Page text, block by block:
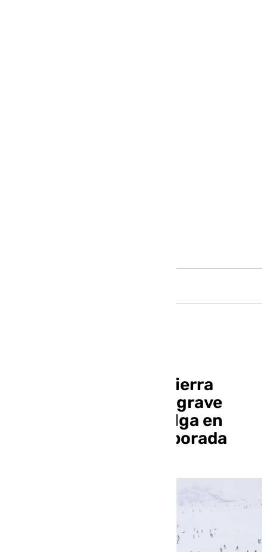
Los empresarios de Sierra
Nevada lamentan el «grave
impacto» de una huelga en
«días clave de la temporada